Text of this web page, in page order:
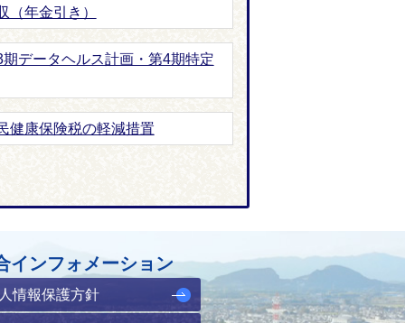
（年金引き）
データヘルス計画・第4期特定
健康保険税の軽減措置
インフォメーション
情報保護方針